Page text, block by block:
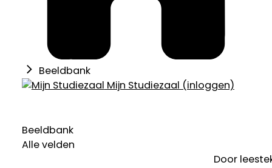
Beeldbank
Mijn Studiezaal (inloggen)
Beeldbank
Alle velden
Door